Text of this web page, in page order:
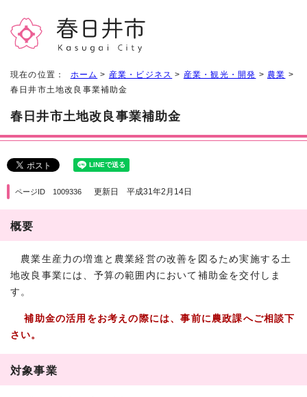
現在の位置： ホーム > 産業・ビジネス > 産業・観光・開発 > 農業 >
春日井市土地改良事業補助金
春日井市土地改良事業補助金
ページID 1009336 更新日 平成31年2月14日
概要
農業生産力の増進と農業経営の改善を図るため実施する土
地改良事業には、予算の範囲内において補助金を交付しま
す。
補助金の活用をお考えの際には、事前に農政課へご相談下
さい。
対象事業